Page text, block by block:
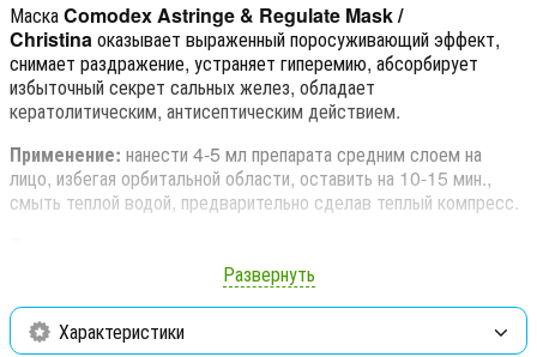
МаскаComodex Astringe & Regulate Mask /
Christinaоказывает выраженный поросуживающий эффект,
снимает раздражение, устраняет гиперемию, абсорбирует
избыточный секрет сальных желез, обладает
кератолитическим, антисептическим действием.
Применение: нанести 4-5 мл препарата средним слоем на
лицо, избегая орбитальной области, оставить на 10-15 мин.,
смыть теплой водой, предварительно сделав теплый компресс.
кислота, ликопен, экстракты цветков ромашки аптечной,
центеллы азиатской, листьев розмарина лекарственного,
аллантоин, экстракты корня шлемника байкальского, корня
солодки голой (лакрицы), корня шлемника байкальского
Развернуть
Характеристики